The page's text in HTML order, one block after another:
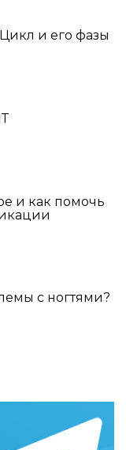
и его фазы
и как помочь
с ногтями?